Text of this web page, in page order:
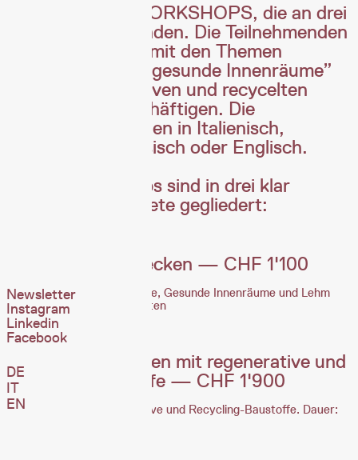
Newsletter
Instagram
Linkedin
Facebook
DE
IT
EN
Wir bieten drei WORKSHOPS, die an drei
Stationen stattfinden. Die Teilnehmenden
können sich dort mit den Themen
„Baubiologie und gesunde Innenräume”
sowie „regenerativen und recycelten
Baustoffen” beschäftigen. Die
Workshops erfolgen in Italienisch,
Deutsch, Französisch oder Englisch.
Unsere Workshops sind in drei klar
strukturierte Pakete gegliedert:
Baubiologie entdecken — CHF 1'100
Einführung in die Baubiologie, Gesunde Innenräume und Lehm
verputzen. Dauer: 60 Minuten
Nachhaltiges Bauen mit regenerative und
recycling Baustoffe — CHF 1'900
Vertiefung in die regenerative und Recycling-Baustoffe. Dauer: